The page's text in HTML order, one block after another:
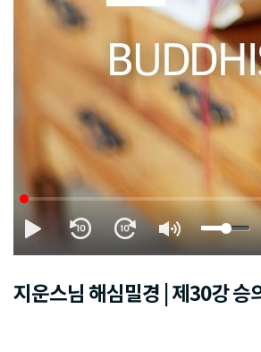
지운스님 해심밀경 | 제30강 승